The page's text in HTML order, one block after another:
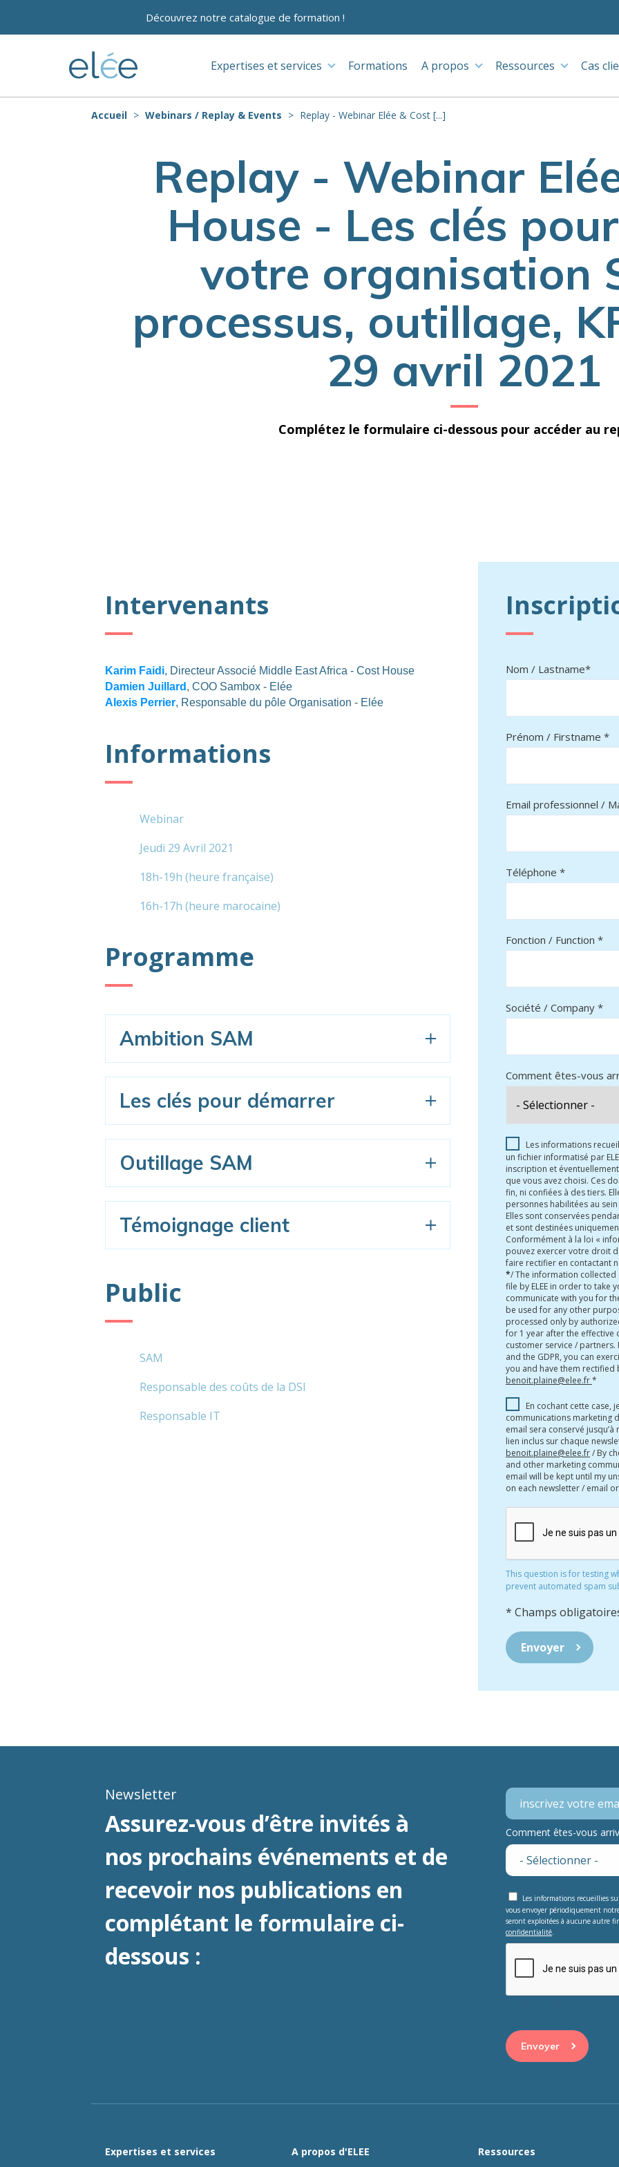
Découvrez notre catalogue de formation !
Expertises et services Formations A propos Ressources Cas
Accueil Webinars / Replay & Events Replay - Webinar Elée & Cost [...]
Replay - Webinar
House - Les clés
votre organisation
processus, outillage,
29 avril 2021
Complétez le formulaire ci-dessous pour accéder au
Intervenants
Karim Faidi, Directeur Associé Middle East Africa - Cost House
Damien Juillard , COO Sambox - Elée
Alexis Perrier, Responsable du pôle Organisation - Elée
Informations
Webinar
Jeudi 29 Avril 2021
18h-19h (heure française)
16h-17h (heure marocaine)
Programme
Ambition SAM
Les clés pour démarrer
Outillage SAM
Témoignage client
Public
SAM
Responsable des coûts de la DSI
Responsable IT
Nom / Lastname*
Prénom / Firstname *
Email professionnel /
Téléphone *
Fonction / Function *
Société / Company *
Comment êtes-vous
Les informations
un fichier informatisé par
inscription et
que vous avez choisi. Ces
fin, ni confiées à des tiers.
personnes habilitées au
Elles sont conservées
et sont destinées
Conformément à la loi «
pouvez exercer votre droit
faire rectifier en contactant
*/ The information
file by ELEE in order to
communicate with you for
be used for any other
processed only by
for 1 year after the effective
customer service /
and the GDPR, you can
you and have them rectified
benoit.plaine@elee.fr*
En cochant cette case,
communications marketing
email sera conservé
lien inclus sur chaque
benoit.plaine@elee.fr/ By
and other marketing
email will be kept until my
on each newsletter / email
This question is for testing
prevent automated spam
* Champs
Newsletter
Assurez-vous d’être invités à
nos prochains événements et de
recevoir nos publications en
complétant le formulaire ci-
dessous :
Comment êtes-vous
Les informations recueillies
vous envoyer périodiquement
seront exploitées à aucune autre
confidentialité.
Expertises et services A propos d'ELEE Ressources